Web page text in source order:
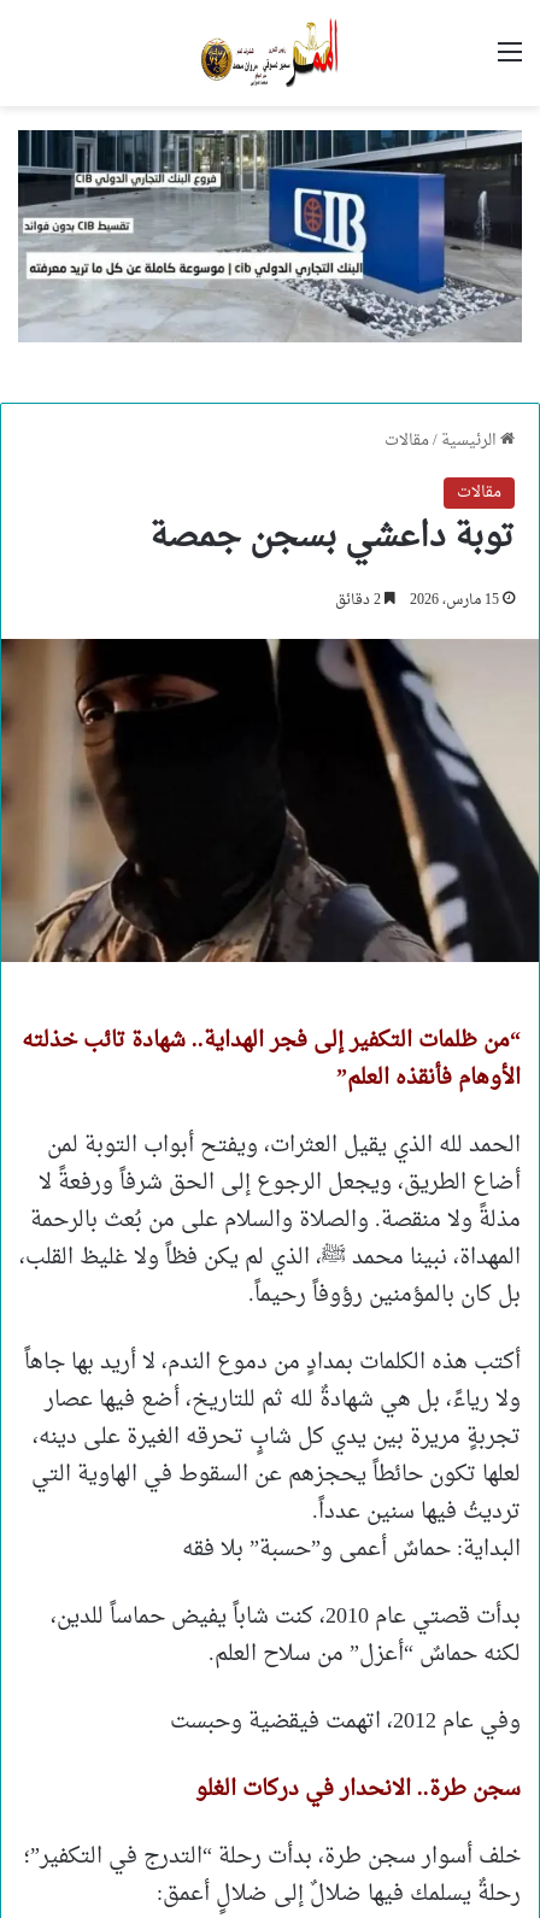
القائمة
الرئيسية/مقالات
مقالات
توبة داعشي بسجن جمصة
15 مارس، 2026
“من ظلمات التكفير إلى فجر الهداية.. شهادة تائب خذلته
الأوهام فأنقذه العلم”
الحمد لله الذي يقيل العثرات، ويفتح أبواب التوبة لمن
أضاع الطريق، ويجعل الرجوع إلى الحق شرفاً ورفعةً لا
مذلةً ولا منقصة. والصلاة والسلام على من بُعث بالرحمة
المهداة، نبينا محمد ﷺ، الذي لم يكن فظاً ولا غليظ القلب،
بل كان بالمؤمنين رؤوفاً رحيماً.
أكتب هذه الكلمات بمدادٍ من دموع الندم، لا أريد بها جاهاً
ولا رياءً، بل هي شهادةٌ لله ثم للتاريخ، أضع فيها عصار
تجربةٍ مريرة بين يدي كل شابٍ تحرقه الغيرة على دينه،
لعلها تكون حائطاً يحجزهم عن السقوط في الهاوية التي
ترديتُ فيها سنين عدداً.
البداية: حماسٌ أعمى و”حسبة” بلا فقه
بدأت قصتي عام 2010، كنت شاباً يفيض حماساً للدين،
لكنه حماسٌ “أعزل” من سلاح العلم.
وفي عام 2012، اتهمت فيقضية وحبست
سجن طرة.. الانحدار في دركات الغلو
خلف أسوار سجن طرة، بدأت رحلة “التدرج في التكفير”؛
رحلةٌ يسلمك فيها ضلالٌ إلى ضلالٍ أعمق: